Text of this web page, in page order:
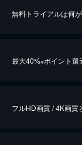
無料トライアルは何
最大40%※ポイント還
フルHD画質 / 4K画質